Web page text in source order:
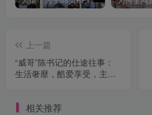
上一篇
“威哥”陈书记的仕途往事：
生活奢靡，酷爱享受，主政
相关推荐